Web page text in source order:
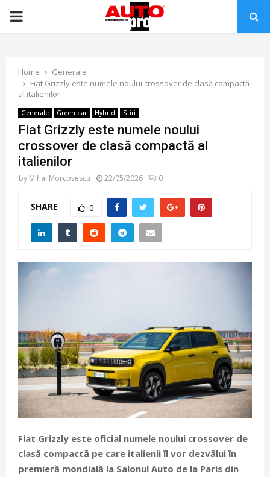
PRIMARY
Home
Generale
Fiat Grizzly este numele noului crossover de clasă compactă
al italienilor
Generale Green car Hybrid Stiri
Fiat Grizzly este numele noului
crossover de clasă compactă al
italienilor
by Mihai Morcovescu 22/05/2026 0
SHARE 0
Fiat Grizzly este oficial numele noului crossover de
clasă compactă pe care italienii îl vor dezvălui în
premieră mondială la Salonul Auto de la Paris din